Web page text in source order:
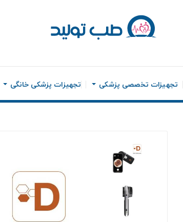
تجهیزات تخصصی پزشکی تجهیزات پزشکی خانگی